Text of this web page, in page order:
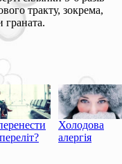
тракту, зокрема,
граната.
Холодова
алергія